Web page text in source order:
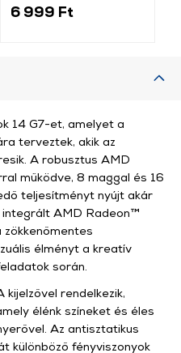
(184340)
6 999 Ft
14 G7-et, amelyet a
terveztek, akik az
A robusztus AMD
működve, 8 maggal és 16
teljesítményt nyújt akár
integrált AMD Radeon™
élményt a kreatív
során.
kijelzővel rendelkezik,
élénk színeket és éles
Az antisztatikus
különböző fényviszonyok